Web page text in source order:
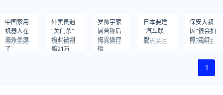
中国家用
机器人在
海外杀疯
了
热点关注
外卖员遇
“关门杀”
物业被判
赔21万
热点关注
罗帅宇家
属曾称后
悔没做尸
检
热点关注
日本要建
“汽车联
盟”
热点关注
保安大叔
因“很会拍
照”走红
热点关注
1